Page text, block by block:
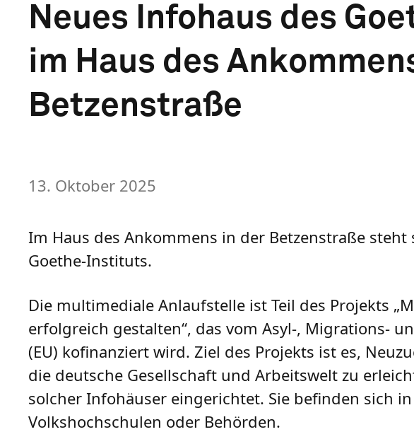
Neues Infohaus des
im Haus des
Betzenstraße
13. Oktober 2025
Im Haus des Ankommens in der Betzenstraße
Goethe-Instituts.
Die multimediale Anlaufstelle ist Teil des Projekts
erfolgreich gestalten“, das vom Asyl-, Migrations-
(EU) kofinanziert wird. Ziel des Projekts ist es,
die deutsche Gesellschaft und Arbeitswelt zu
solcher Infohäuser eingerichtet. Sie befinden sich
Volkshochschulen oder Behörden.